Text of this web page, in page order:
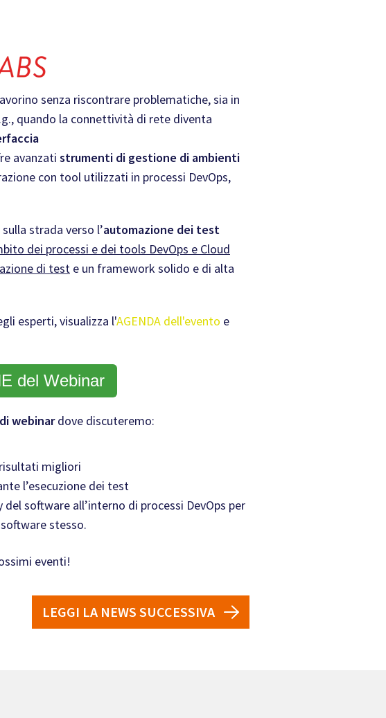
senza riscontrare problematiche, sia in
quando la connettività di rete diventa
avanzati strumenti di gestione di ambienti
con tool utilizzati in processi DevOps,
strada verso l’automazione dei test
dei processi e dei tools DevOps e Cloud
di test e un framework solido e di alta
esperti, visualizza l'AGENDA dell'evento e
del Webinar
webinardove discuteremo:
migliori
l’esecuzione dei test
software all’interno di processi DevOps per
stesso.
eventi!
LEGGI LA NEWS SUCCESSIVA